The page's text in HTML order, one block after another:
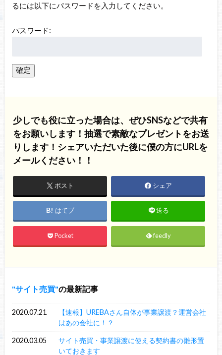
るには以下にパスワードを入力してください。
パスワード:
少しでも役に立った場合は、ぜひSNSなどで共有
をお願いします！抽選で素敵なプレゼントをお送
りします！シェアいただいた後に僕の方にURLを
メールください！！
ポスト シェア
はてブ 送る
Pocket feedly
サイト売買 の最新記事
2020.07.21
【速報】UREBAさん自体が事業譲渡？運営会社
はあの会社に！？
2020.03.05
サイト売買・事業譲渡に使える契約書の雛形置
いておきます